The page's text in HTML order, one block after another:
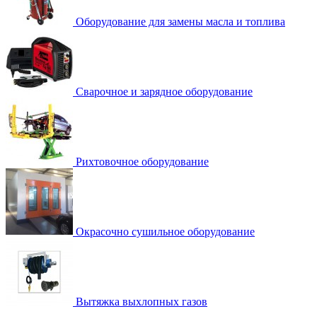
Оборудование для замены масла и топлива
Сварочное и зарядное оборудование
Рихтовочное оборудование
Окрасочно сушильное оборудование
Вытяжка выхлопных газов